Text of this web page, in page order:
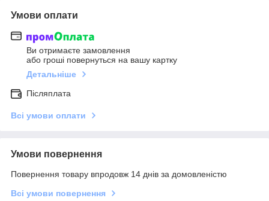
Умови оплати
Ви отримаєте замовлення
або гроші повернуться на вашу картку
Детальніше
Післяплата
Всі умови оплати
Умови повернення
Повернення товару впродовж 14 днів за домовленістю
Всі умови повернення